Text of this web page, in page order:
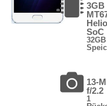
3GB
SoC
32GB
13-
f/2.2
1